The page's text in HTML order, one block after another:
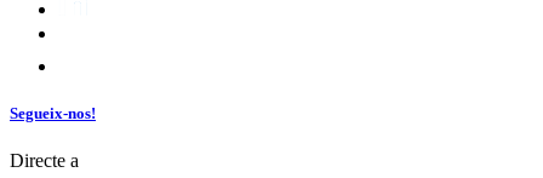
Segueix-nos!
Directe a